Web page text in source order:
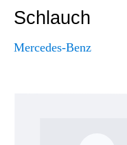
Schlauch
Mercedes-Benz